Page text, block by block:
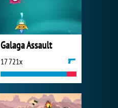
Galaga Assault
17 721x